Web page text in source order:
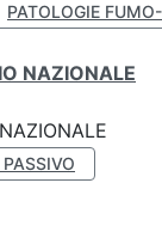
PATOLOGIE
NAZIONALE